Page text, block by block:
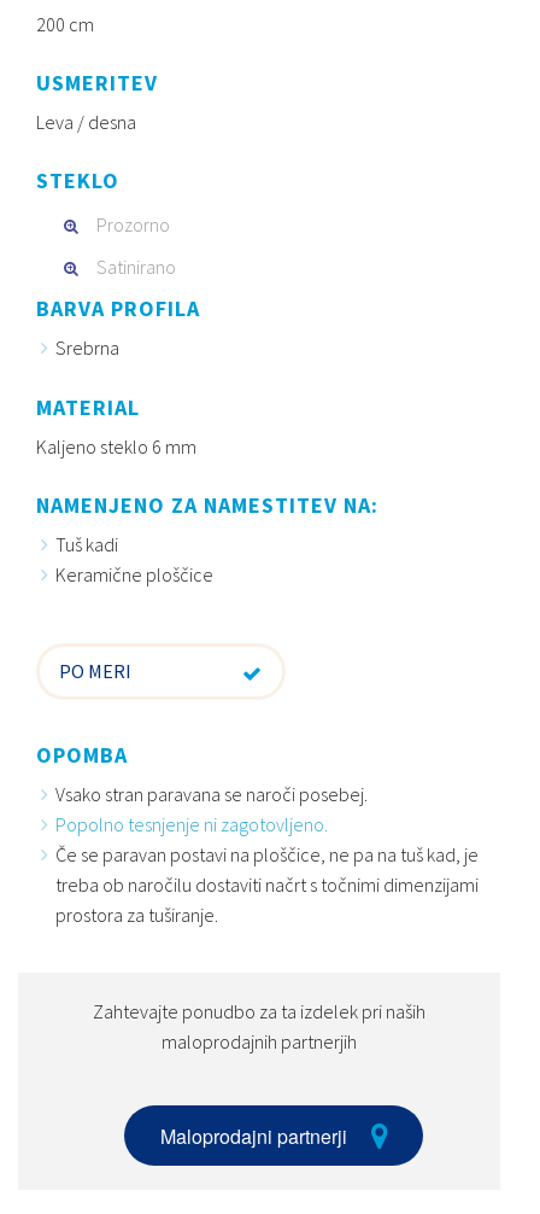
200 cm
USMERITEV
Leva / desna
STEKLO
Prozorno
Satinirano
BARVA PROFILA
Srebrna
MATERIAL
Kaljeno steklo 6 mm
NAMENJENO ZA NAMESTITEV NA:
Tuš kadi
Keramične ploščice
PO MERI
OPOMBA
Vsako stran paravana se naroči posebej.
Popolno tesnjenje ni zagotovljeno.
Če se paravan postavi na ploščice, ne pa na tuš kad, je
treba ob naročilu dostaviti načrt s točnimi dimenzijami
prostora za tuširanje.
Zahtevajte ponudbo za ta izdelek pri naših
maloprodajnih partnerjih
Maloprodajni partnerji